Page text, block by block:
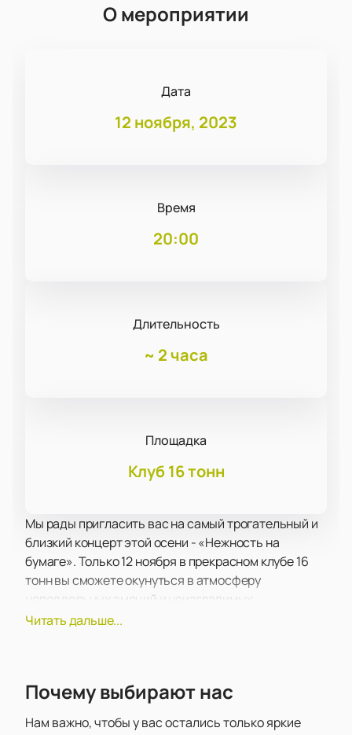
О мероприятии
Дата
12 ноября, 2023
Время
20:00
Длительность
~ 2 часа
Площадка
Клуб 16 тонн
Мы рады пригласить вас на самый трогательный и
близкий концерт этой осени - «Нежность на
бумаге». Только 12 ноября в прекрасном клубе 16
тонн вы сможете окунуться в атмосферу
неподдельных эмоций и неизгладимых
впечатлений.
«необходимые ошибки», и вас ждет потрясающая
незабываемые хиты, которые уже успели стать
Читать дальше...
Почему выбирают нас
Нам важно, чтобы у вас остались только яркие